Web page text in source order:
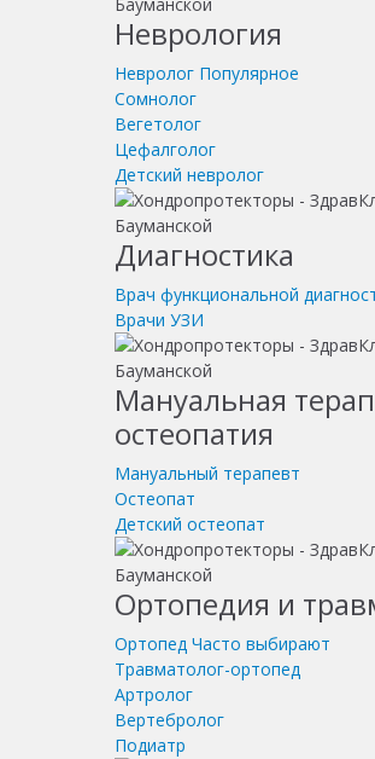
Неврология
Невролог Популярное
Сомнолог
Вегетолог
Цефалголог
Детский невролог
Диагностика
Врач функциональной
Врачи УЗИ
Мануальная
остеопатия
Мануальный терапевт
Остеопат
Детский остеопат
Ортопедия и
Ортопед Часто выбирают
Травматолог-ортопед
Артролог
Вертебролог
Подиатр